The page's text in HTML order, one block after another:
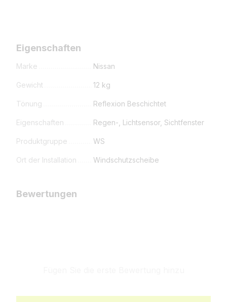
Eigenschaften
Marke Nissan
Gewicht 12 kg
Tönung Reflexion Beschichtet
Eigenschaften Regen-, Lichtsensor, Sichtfenster
Produktgruppe WS
Ort der Installation Windschutzscheibe
Bewertungen